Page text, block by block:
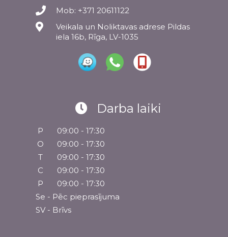
Mob: +371 20611122
Veikala un Noliktavas adrese Pildas
iela 16b, Rīga, LV-1035
Darba laiki
P
09:00 - 17:30
O
09:00 - 17:30
T
09:00 - 17:30
C
09:00 - 17:30
P
09:00 - 17:30
Se - Pēc pieprasījuma
SV - Brīvs